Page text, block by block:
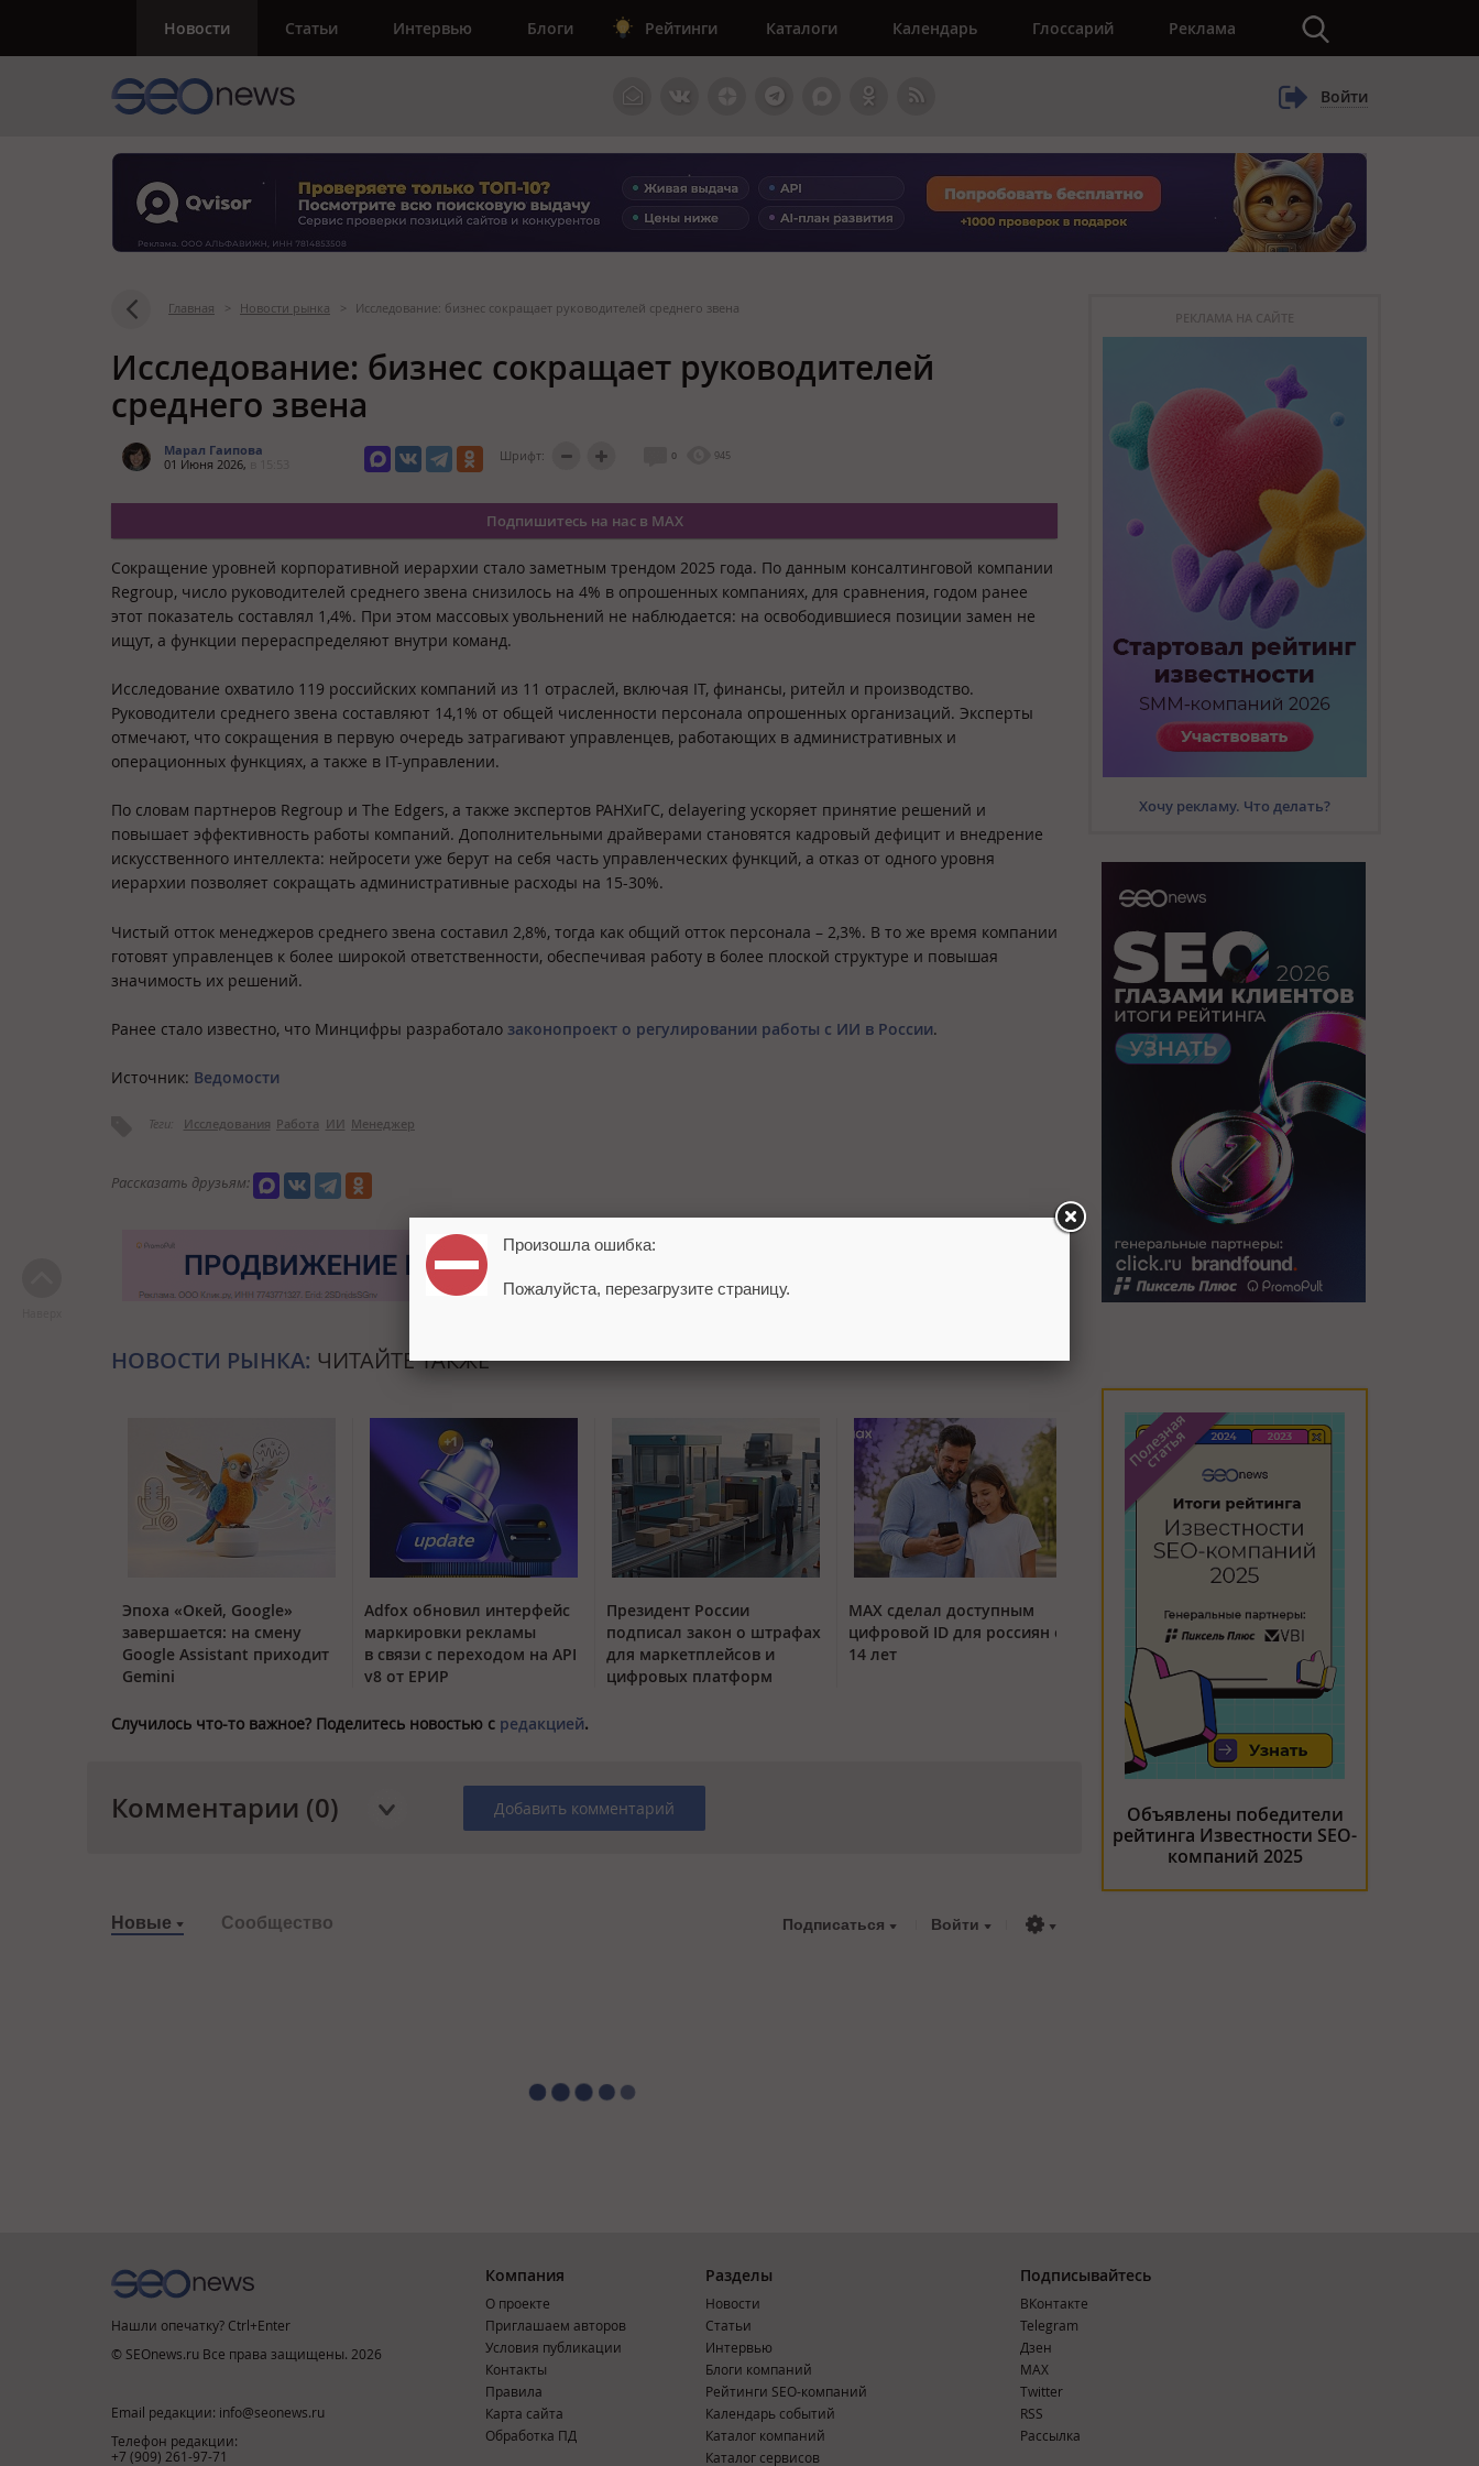
Новости Статьи Интервью Блоги Рейтинги Каталоги Календарь Глоссарий Реклама
Войти
Главная > Новости рынка > Исследование: бизнес сокращает руководителей среднего звена
Исследование: бизнес сокращает руководителей
среднего звена
Марал Гаипова
01 Июня 2026,
Шрифт: 0 945
Подпишитесь на нас в MAX
Сокращение уровней корпоративной иерархии стало заметным трендом 2025 года. По данным консалтинговой компании
Regroup, число руководителей среднего звена снизилось на 4% в опрошенных компаниях, для сравнения, годом ранее
этот показатель составлял 1,4%. При этом массовых увольнений не наблюдается: на освободившиеся позиции замен не
ищут, а функции перераспределяют внутри команд.
Исследование охватило 119 российских компаний из 11 отраслей, включая IT, финансы, ритейл и производство.
Руководители среднего звена составляют 14,1% от общей численности персонала опрошенных организаций. Эксперты
отмечают, что сокращения в первую очередь затрагивают управленцев, работающих в административных и
операционных функциях, а также в IT-управлении.
По словам партнеров Regroup и The Edgers, а также экспертов РАНХиГС, delayering ускоряет принятие решений и
повышает эффективность работы компаний. Дополнительными драйверами становятся кадровый дефицит и внедрение
искусственного интеллекта: нейросети уже берут на себя часть управленческих функций, а отказ от одного уровня
иерархии позволяет сокращать административные расходы на 15-30%.
Чистый отток менеджеров среднего звена составил 2,8%, тогда как общий отток персонала – 2,3%. В то же время компании
готовят управленцев к более широкой ответственности, обеспечивая работу в более плоской структуре и повышая
значимость их решений.
Ранее стало известно, что Минцифры разработало законопроект о регулировании работы с ИИ в России.
Источник: Ведомости
Теги: Исследования Работа ИИ Менеджер
Рассказать друзьям:
НОВОСТИ РЫНКА: ЧИТАЙТЕ ТАКЖЕ
Эпоха «Окей, Google»
завершается: на смену
Google Assistant приходит
Gemini
Adfox обновил интерфейс
маркировки рекламы
в связи с переходом на API
v8 от ЕРИР
Президент России
подписал закон о штрафах
для маркетплейсов и
цифровых платформ
MAX сделал доступным
цифровой ID для россиян с
14 лет
Случилось что-то важное? Поделитесь новостью с редакцией.
Комментарии (0) Добавить комментарий
Новые Сообщество Подписаться Войти
РЕКЛАМА НА САЙТЕ
Хочу рекламу. Что делать?
Объявлены победители
рейтинга Известности SEO-
компаний 2025
Нашли опечатку? Ctrl+Enter
© SEOnews.ru Все права защищены. 2026
Email редакции: info@seonews.ru
Телефон редакции:
+7 (909) 261-97-71
Компания
О проекте
Приглашаем авторов
Условия публикации
Контакты
Правила
Карта сайта
Обработка ПД
Разделы
Новости
Статьи
Интервью
Блоги компаний
Рейтинги SEO-компаний
Календарь событий
Каталог компаний
Каталог сервисов
Подписывайтесь
ВКонтакте
Telegram
Дзен
MAX
Тwitter
RSS
Рассылка
Произошла ошибка:
Пожалуйста, перезагрузите страницу.